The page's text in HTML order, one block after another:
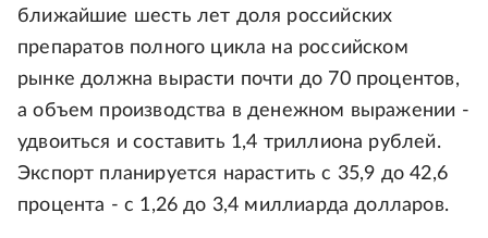
ближайшие шесть лет доля российских
препаратов полного цикла на российском
рынке должна вырасти почти до 70 процентов,
а объем производства в денежном выражении -
удвоиться и составить 1,4 триллиона рублей.
Экспорт планируется нарастить с 35,9 до 42,6
процента - с 1,26 до 3,4 миллиарда долларов.